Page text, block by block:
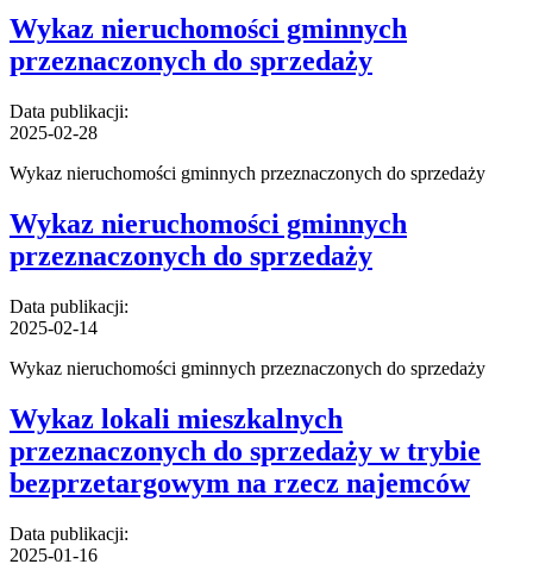
Wykaz nieruchomości gminnych
przeznaczonych do sprzedaży
Data publikacji:
2025-02-28
Wykaz nieruchomości gminnych przeznaczonych do sprzedaży
Wykaz nieruchomości gminnych
przeznaczonych do sprzedaży
Data publikacji:
2025-02-14
Wykaz nieruchomości gminnych przeznaczonych do sprzedaży
Wykaz lokali mieszkalnych
przeznaczonych do sprzedaży w trybie
bezprzetargowym na rzecz najemców
Data publikacji:
2025-01-16